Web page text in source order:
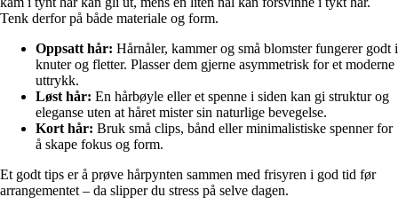
Tenk derfor på både materiale og form.
Oppsatt hår: Hårnåler, kammer og små blomster fungerer godt i
knuter og fletter. Plasser dem gjerne asymmetrisk for et moderne
uttrykk.
Løst hår: En hårbøyle eller et spenne i siden kan gi struktur og
eleganse uten at håret mister sin naturlige bevegelse.
Kort hår: Bruk små clips, bånd eller minimalistiske spenner for
å skape fokus og form.
Et godt tips er å prøve hårpynten sammen med frisyren i god tid før
arrangementet – da slipper du stress på selve dagen.